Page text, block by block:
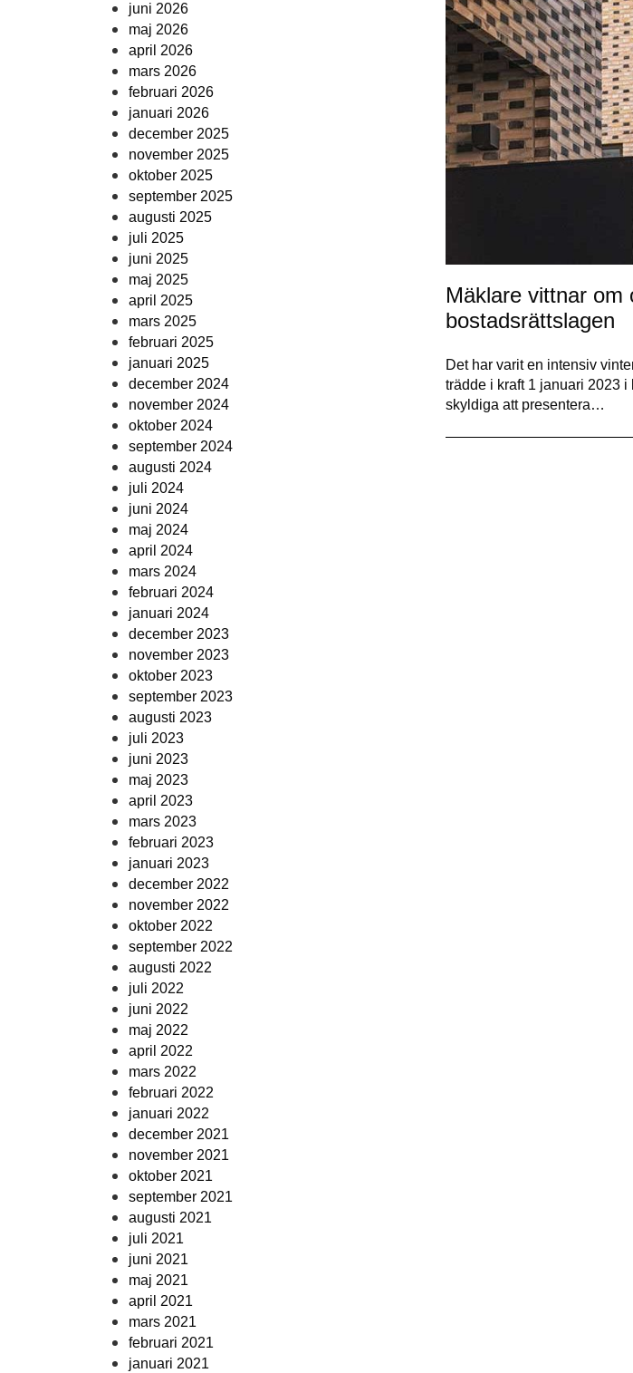
juni 2026
maj 2026
april 2026
mars 2026
februari 2026
januari 2026
december 2025
november 2025
oktober 2025
september 2025
augusti 2025
juli 2025
juni 2025
maj 2025
april 2025
mars 2025
februari 2025
januari 2025
december 2024
november 2024
oktober 2024
september 2024
augusti 2024
juli 2024
juni 2024
maj 2024
april 2024
mars 2024
februari 2024
januari 2024
december 2023
november 2023
oktober 2023
september 2023
augusti 2023
juli 2023
juni 2023
maj 2023
april 2023
mars 2023
februari 2023
januari 2023
december 2022
november 2022
oktober 2022
september 2022
augusti 2022
juli 2022
juni 2022
maj 2022
april 2022
mars 2022
februari 2022
januari 2022
december 2021
november 2021
oktober 2021
september 2021
augusti 2021
juli 2021
juni 2021
maj 2021
april 2021
mars 2021
februari 2021
januari 2021
Mäklare vittnar om
bostadsrättslagen
Det har varit en intensiv
trädde i kraft 1 januari 2023
skyldiga att presentera…